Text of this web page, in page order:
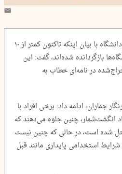
یک استاد اخراج‌شده حوزه و دانشگاه با بیان اینکه تاکنون کمتر از ۱۰
بازگردانده شده‌اند، گفت: این
در نامه‌ای خطاب به
جماران، ادامه داد: برخی افراد با
انگشت‌شمار، چنین جلوه می‌دهند که
شده است، در حالی که چنین نیست
استخدامی پایداری مانند قبل